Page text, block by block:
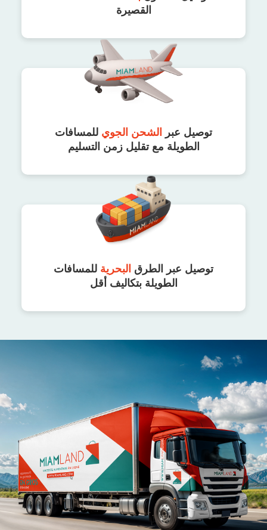
القصيرة
توصيل عبر الشحن الجوي للمسافات
الطويلة مع تقليل زمن التسليم
توصيل عبر الطرق البحرية للمسافات
الطويلة بتكاليف أقل